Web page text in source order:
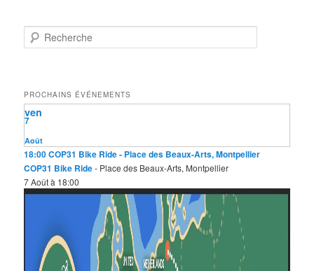
e
r
c
h
e
PROCHAINS ÉVÉNEMENTS
Août
7
ven
18:00COP31 Bike Ride- Place des Beaux-Arts, Montpellier
COP31 Bike Ride- Place des Beaux-Arts, Montpellier
7 Août à 18:00